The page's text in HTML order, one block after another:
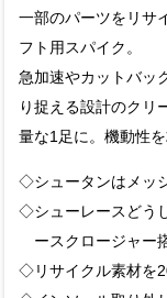
一部のパーツをリサ
フト用スパイク。
急加速やカットバッ
り捉える設計のクリ
量な1足に。機動性
◇シュータンはメッ
◇シューレースどう
ースクロージャー
◇リサイクル素材を